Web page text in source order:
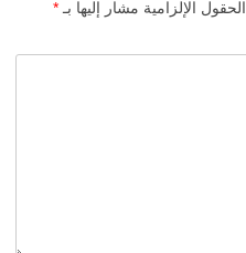
الحقول الإلزامية مشار إليها بـ *